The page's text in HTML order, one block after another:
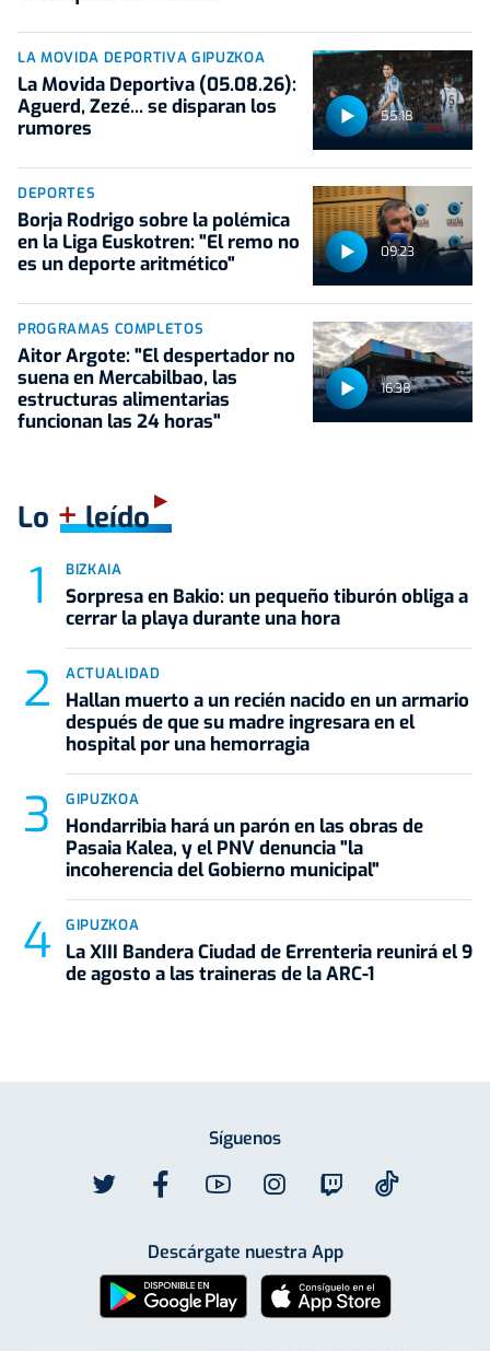
55:18
LA MOVIDA DEPORTIVA GIPUZKOA
La Movida Deportiva (05.08.26):
Aguerd, Zezé... se disparan los
rumores
09:23
DEPORTES
Borja Rodrigo sobre la polémica
en la Liga Euskotren: "El remo no
es un deporte aritmético"
16:38
PROGRAMAS COMPLETOS
Aitor Argote: "El despertador no
suena en Mercabilbao, las
estructuras alimentarias
funcionan las 24 horas"
Lo +leído
BIZKAIA
Sorpresa en Bakio: un pequeño tiburón obliga a
cerrar la playa durante una hora
ACTUALIDAD
Hallan muerto a un recién nacido en un armario
después de que su madre ingresara en el
hospital por una hemorragia
GIPUZKOA
Hondarribia hará un parón en las obras de
Pasaia Kalea, y el PNV denuncia "la
incoherencia del Gobierno municipal"
GIPUZKOA
La XIII Bandera Ciudad de Errenteria reunirá el 9
de agosto a las traineras de la ARC-1
Síguenos
Descárgate nuestra App